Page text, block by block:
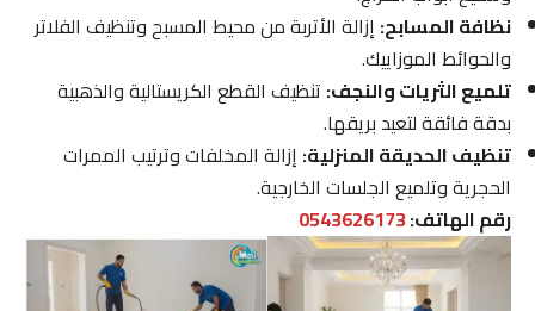
نظافة المسابح:إزالة الأتربة من محيط المسبح وتنظيف الفلاتر
والحوائط الموزاييك.
تلميع الثريات والنجف:تنظيف القطع الكريستالية والذهبية
بدقة فائقة لتعيد بريقها.
تنظيف الحديقة المنزلية:إزالة المخلفات وترتيب الممرات
الحجرية وتلميع الجلسات الخارجية.
رقم الهاتف:0543626173